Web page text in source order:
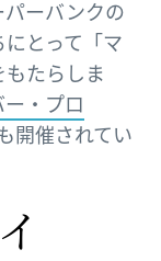
ーバンクの
とって「マ
たらしま
・プロ
開催されてい